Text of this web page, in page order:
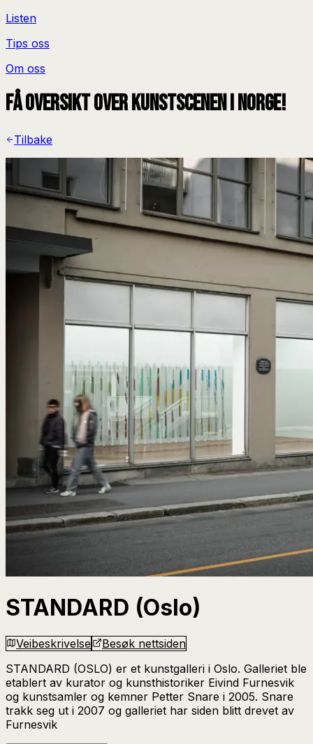
Listen
Tips oss
Om oss
Få oversikt over kunstscenen i Norge!
Tilbake
STANDARD (Oslo)
Veibeskrivelse
Besøk nettsiden
STANDARD (OSLO) er et kunstgalleri i Oslo. Galleriet ble
etablert av kurator og kunsthistoriker Eivind Furnesvik
og kunstsamler og kemner Petter Snare i 2005. Snare
trakk seg ut i 2007 og galleriet har siden blitt drevet av
Furnesvik